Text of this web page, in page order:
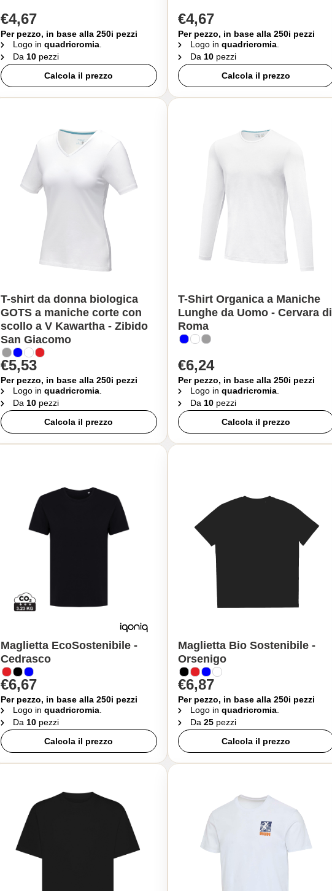
€4,67
Per pezzo, in base alla 250i pezzi
Logo in quadricromia
Da 10 pezzi
Calcola il prezzo
€4,67
Per pezzo, in base alla 250i pezzi
Logo in quadricromia.
Da 10pezzi
Calcola il prezzo
T-shirt da donna biologica
GOTS a maniche corte con
scollo a V Kawartha - Zibido
San Giacomo
€5,53
Per pezzo, in base alla 250i pezzi
Logo in quadricromia
Da 10 pezzi
Calcola il prezzo
T-Shirt Organica a Maniche
Lunghe da Uomo - Cervara di
Roma
€6,24
Per pezzo, in base alla 250i pezzi
Logo in quadricromia.
Da 10pezzi
Calcola il prezzo
Maglietta EcoSostenibile -
Cedrasco
€6,67
Per pezzo, in base alla 250i pezzi
Logo in quadricromia
Da 10 pezzi
Calcola il prezzo
Maglietta Bio Sostenibile -
Orsenigo
€6,87
Per pezzo, in base alla 250i pezzi
Logo in quadricromia.
Da 25pezzi
Calcola il prezzo